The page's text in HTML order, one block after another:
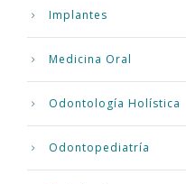
Implantes
Medicina Oral
Odontología Holística
Odontopediatría